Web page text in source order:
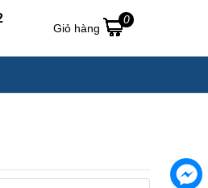
Giỏ hàng
0